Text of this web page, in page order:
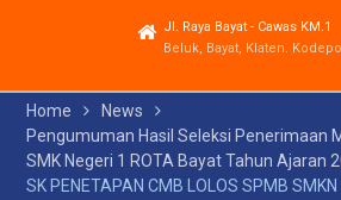
Jl. Raya Bayat - Cawas KM.1
Beluk, Bayat, Klaten.
Home
News
Pengumuman Hasil Seleksi Penerimaan
SMK Negeri 1 ROTA Bayat Tahun Ajaran
SK PENETAPAN CMB LOLOS SPMB